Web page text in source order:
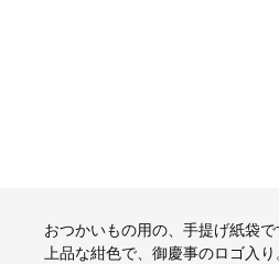
おつかいもの用の、手提げ紙袋で
上品な紺色で、御慶事のロゴ入り